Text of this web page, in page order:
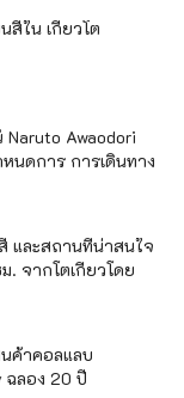
สีใน เกียวโต
Awaodori
นดการ การเดินทาง
และสถานที่น่าสนใจ
. จากโตเกียวโดย
นค้าคอลแลบ
ฉลอง 20 ปี